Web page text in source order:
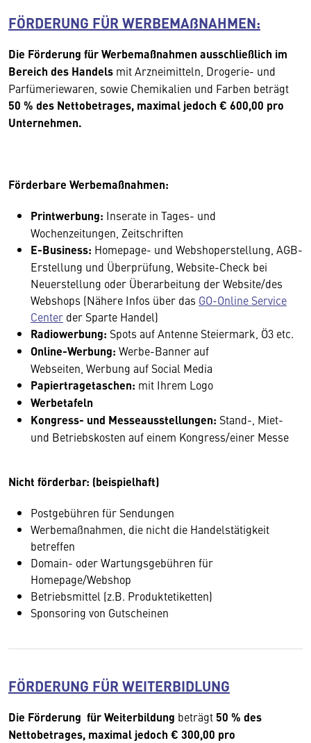
FÖRDERUNG FÜR WERBEMAßNAHMEN:
Die Förderung für Werbemaßnahmen ausschließlich im
Bereich des Handels mit Arzneimitteln, Drogerie- und
Parfümeriewaren, sowie Chemikalien und Farben beträgt
50 % des Nettobetrages, maximal jedoch € 600,00 pro
Unternehmen.
Förderbare Werbemaßnahmen:
Printwerbung: Inserate in Tages- und
Wochenzeitungen, Zeitschriften
E-Business: Homepage- und Webshoperstellung, AGB-
Erstellung und Überprüfung, Website-Check bei
Neuerstellung oder Überarbeitung der Website/des
Webshops (Nähere Infos über das GO-Online Service
Center der Sparte Handel)
Radiowerbung: Spots auf Antenne Steiermark, Ö3 etc.
Online-Werbung: Werbe-Banner auf
Webseiten, Werbung auf Social Media
Papiertragetaschen: mit Ihrem Logo
Werbetafeln
Kongress- und Messeausstellungen: Stand-, Miet-
und Betriebskosten auf einem Kongress/einer Messe
Nicht förderbar: (beispielhaft)
Postgebühren für Sendungen
Werbemaßnahmen, die nicht die Handelstätigkeit
betreffen
Domain- oder Wartungsgebühren für
Homepage/Webshop
Betriebsmittel (z.B. Produktetiketten)
Sponsoring von Gutscheinen
FÖRDERUNG FÜR WEITERBIDLUNG
Die Förderung für Weiterbildung beträgt 50 % des
Nettobetrages, maximal jedoch € 300,00 pro